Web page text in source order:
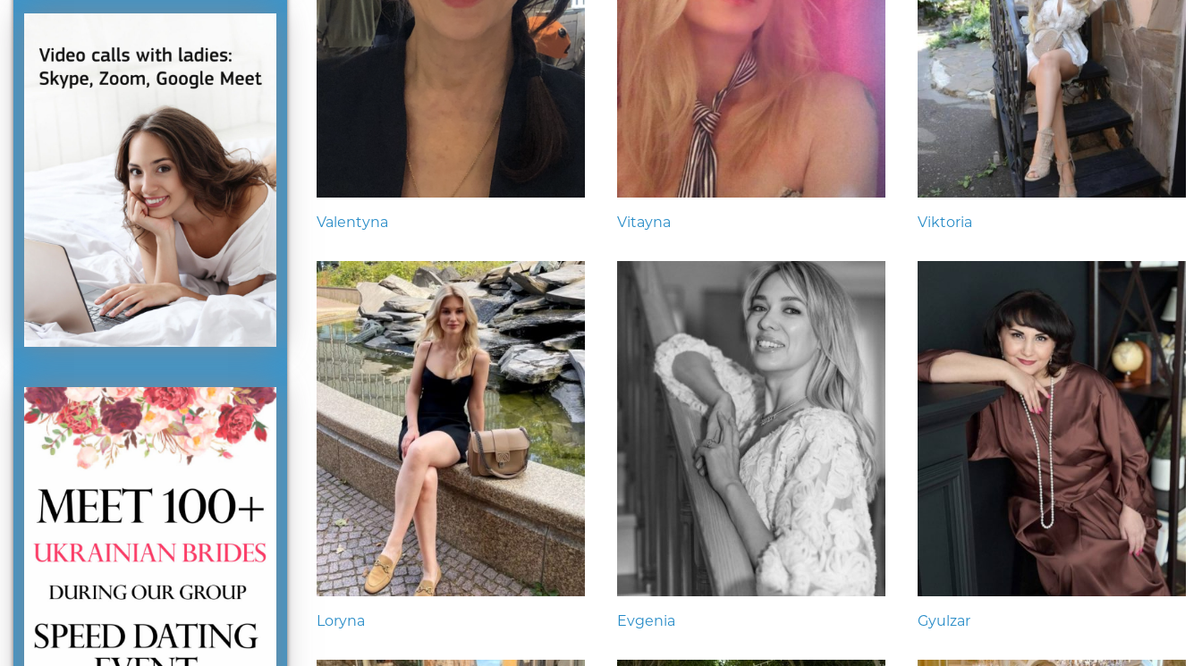
Valentyna Vitayna Viktoria
Loryna Evgenia Gyulzar